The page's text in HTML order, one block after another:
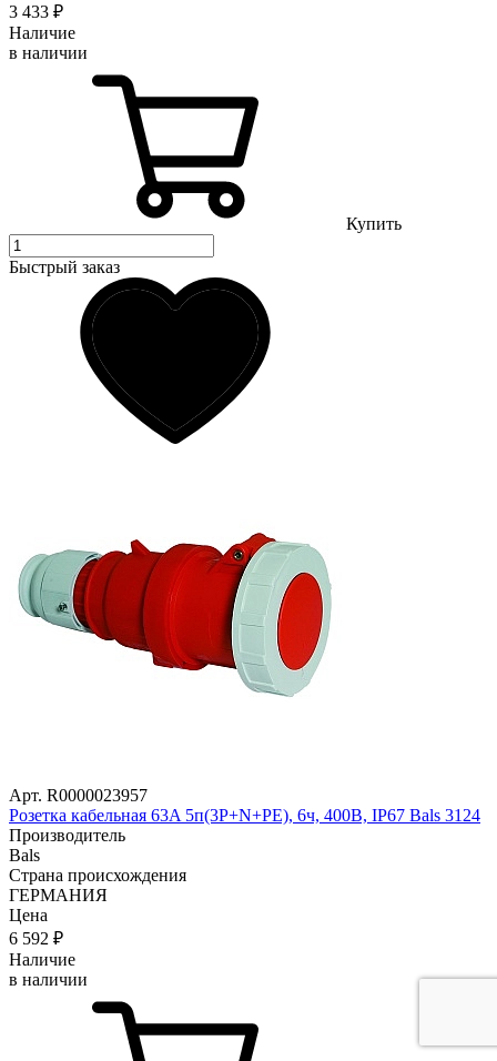
3 433 ₽
Наличие
в наличии
Купить
Быстрый заказ
Арт. R0000023957
Розетка кабельная 63A 5п(3P+N+PE), 6ч, 400В, IP67 Bals 3124
Производитель
Bals
Страна происхождения
ГЕРМАНИЯ
Цена
6 592 ₽
Наличие
в наличии